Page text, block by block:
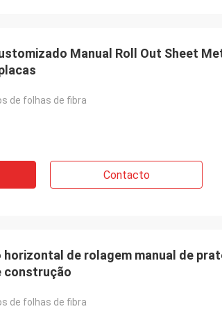
Manual Roll Out Sheet
de folhas de fibra
Contacto
horizontal de rolagem manual de
construção
de folhas de fibra